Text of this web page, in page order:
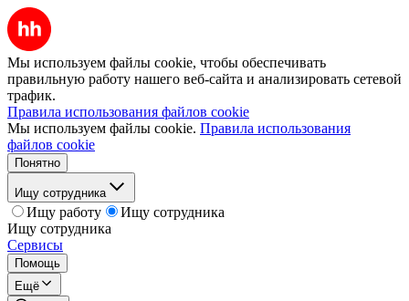
Мы используем файлы cookie, чтобы обеспечивать
правильную работу нашего веб-сайта и анализировать сетевой
трафик.
Правила использования файлов cookie
Мы используем файлы cookie. Правила использования
файлов cookie
Понятно
Ищу сотрудника
Ищу работу
Ищу сотрудника
Ищу сотрудника
Сервисы
Помощь
Ещё